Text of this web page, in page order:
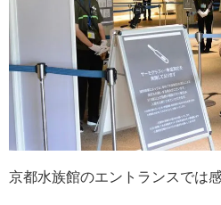
京都水族館のエントランスでは